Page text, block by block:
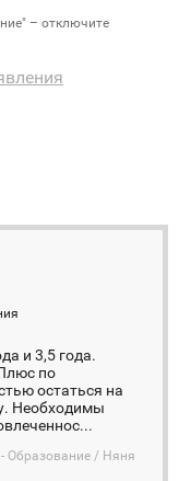
– отключите
и 3,5 года.
по
остаться на
Необходимы
Образование / Няня